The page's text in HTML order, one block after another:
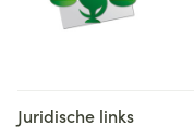
Juridische links